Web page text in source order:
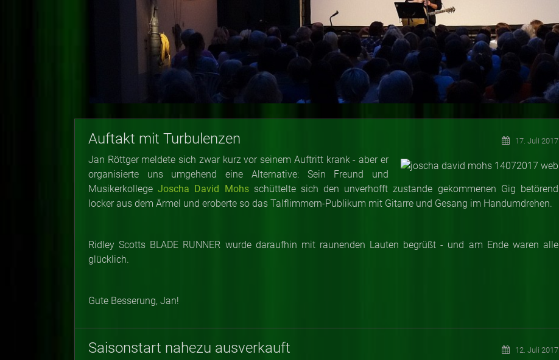
Auftakt mit Turbulenzen 17. Juli 2017
Jan Röttger meldete sich zwar kurz vor seinem Auftritt krank - aber er
organisierte uns umgehend eine Alternative: Sein Freund und
MusikerkollegeJoscha David Mohsschüttelte sich den unverhofft zustande gekommenen Gig betörend
locker aus dem Ärmel und eroberte so das Talflimmern-Publikum mit Gitarre und Gesang im Handumdrehen.
Ridley Scotts BLADE RUNNER wurde daraufhin mit raunenden Lauten begrüßt - und am Ende waren alle
glücklich.
Gute Besserung, Jan!
Saisonstart nahezu ausverkauft 12. Juli 2017